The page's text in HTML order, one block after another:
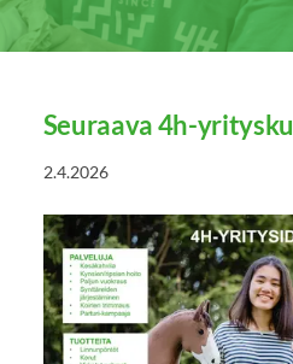
Seuraava 4h-
2.4.2026